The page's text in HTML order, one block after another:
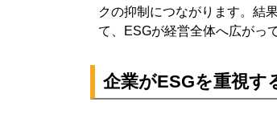
クの抑制につながります。結
て、ESGが経営全体へ広がっ
企業がESGを重視す